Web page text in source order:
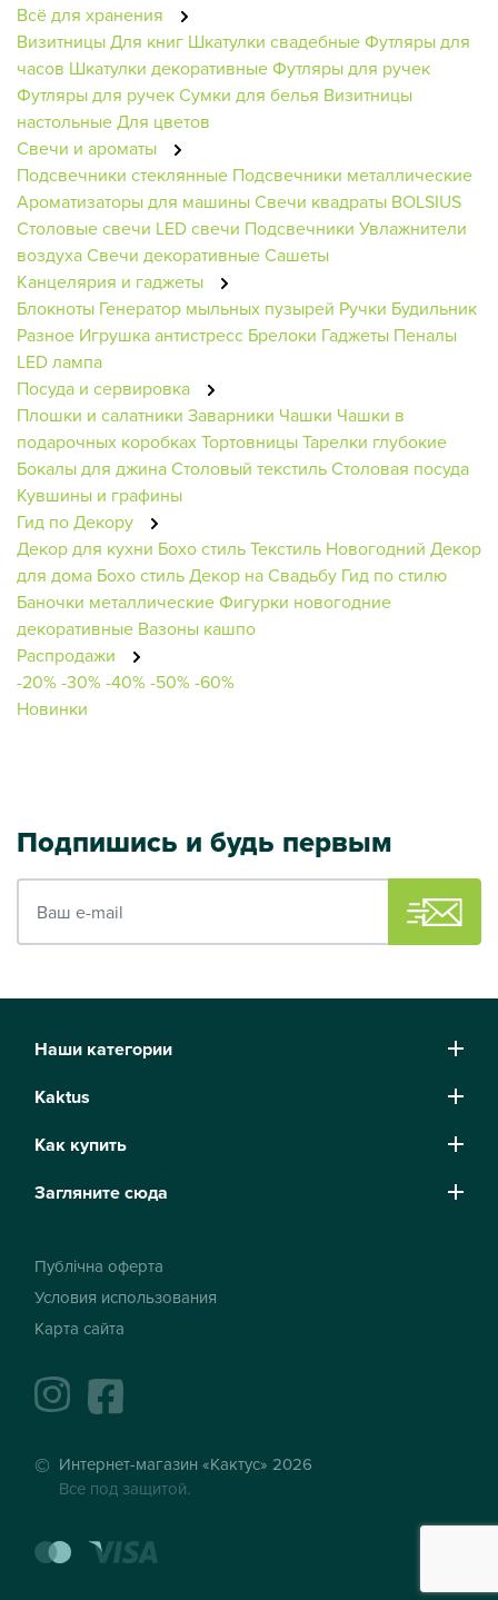
Всё для хранения
ВизитницыДля книг Шкатулки свадебныеФутляры для
часов Шкатулки декоративныеФутляры для ручек
Футляры для ручекСумки для белья Визитницы
настольныеДля цветов
Свечи и ароматы
Подсвечники стеклянные Подсвечники металлические
Ароматизаторы для машиныСвечи квадраты BOLSIUS
Столовые свечи LED свечи Подсвечники Увлажнители
воздухаСвечи декоративныеСашеты
Канцелярия и гаджеты
Блокноты Генератор мыльных пузырей Ручки Будильник
Разное Игрушка антистресс Брелоки Гаджеты Пеналы
LED лампа
Посуда и сервировка
Плошки и салатники Заварники Чашки Чашки в
подарочных коробкахТортовницыТарелки глубокие
Бокалы для джинаСтоловый текстильСтоловая посуда
Кувшины и графины
Гид по Декору
Декор для кухни Бохо стильТекстиль Новогодний Декор
для дома Бохо стильДекор на Свадьбу Гид по стилю
Баночки металлическиеФигурки новогодние
декоративные Вазоны кашпо
Распродажи
-20%-30%-40%-50%-60%
Новинки
Подпишись и будь первым
Наши категории
Kaktus
Как купить
Загляните сюда
Публічна оферта
Условия использования
Карта сайта
instagramfacebook
Интернет-магазин «Кактус» 2026
Все под защитой.
mastercard